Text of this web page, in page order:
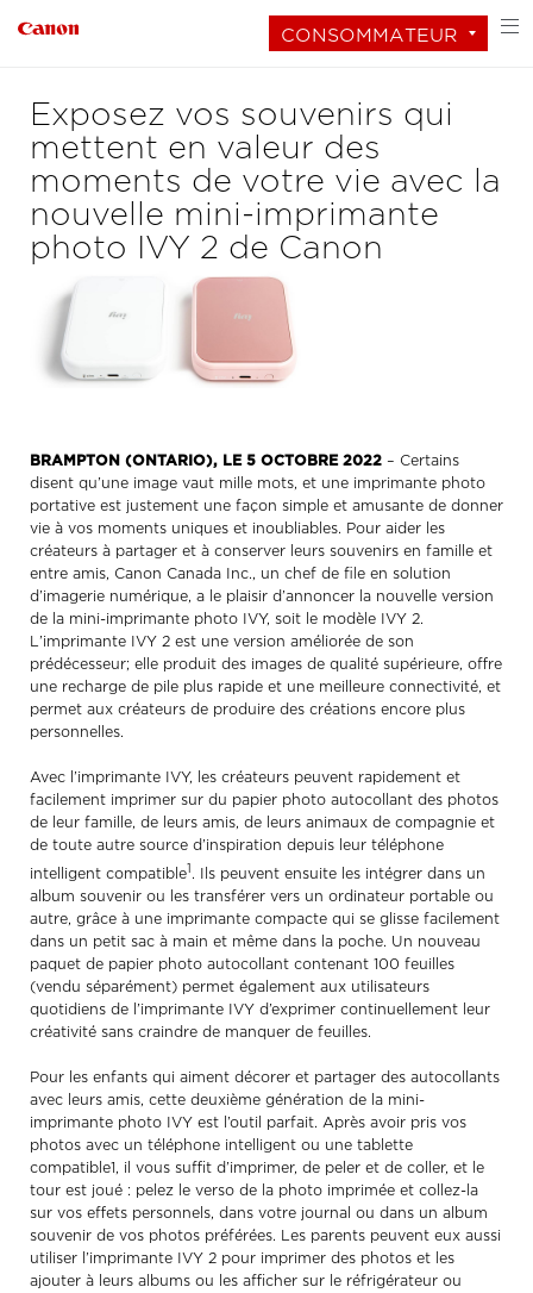
CONSOMMATEUR
Exposez vos souvenirs qui
mettent en valeur des
moments de votre vie avec la
nouvelle mini-imprimante
photo IVY 2 de Canon
BRAMPTON (ONTARIO), LE 5 OCTOBRE 2022 – Certains
disent qu’une image vaut mille mots, et une imprimante photo
portative est justement une façon simple et amusante de donner
vie à vos moments uniques et inoubliables. Pour aider les
créateurs à partager et à conserver leurs souvenirs en famille et
entre amis, Canon Canada Inc., un chef de file en solution
d’imagerie numérique, a le plaisir d’annoncer la nouvelle version
de la mini-imprimante photo IVY, soit le modèle IVY 2.
L’imprimante IVY 2 est une version améliorée de son
prédécesseur; elle produit des images de qualité supérieure, offre
une recharge de pile plus rapide et une meilleure connectivité, et
permet aux créateurs de produire des créations encore plus
personnelles.
Avec l’imprimante IVY, les créateurs peuvent rapidement et
facilement imprimer sur du papier photo autocollant des photos
de leur famille, de leurs amis, de leurs animaux de compagnie et
de toute autre source d’inspiration depuis leur téléphone
intelligent compatible1 . Ils peuvent ensuite les intégrer dans un
album souvenir ou les transférer vers un ordinateur portable ou
autre, grâce à une imprimante compacte qui se glisse facilement
dans un petit sac à main et même dans la poche. Un nouveau
paquet de papier photo autocollant contenant 100 feuilles
(vendu séparément) permet également aux utilisateurs
quotidiens de l’imprimante IVY d’exprimer continuellement leur
créativité sans craindre de manquer de feuilles.
Pour les enfants qui aiment décorer et partager des autocollants
avec leurs amis, cette deuxième génération de la mini-
imprimante photo IVY est l’outil parfait. Après avoir pris vos
photos avec un téléphone intelligent ou une tablette
compatible1, il vous suffit d’imprimer, de peler et de coller, et le
tour est joué : pelez le verso de la photo imprimée et collez-la
sur vos effets personnels, dans votre journal ou dans un album
souvenir de vos photos préférées. Les parents peuvent eux aussi
utiliser l’imprimante IVY 2 pour imprimer des photos et les
ajouter à leurs albums ou les afficher sur le réfrigérateur ou